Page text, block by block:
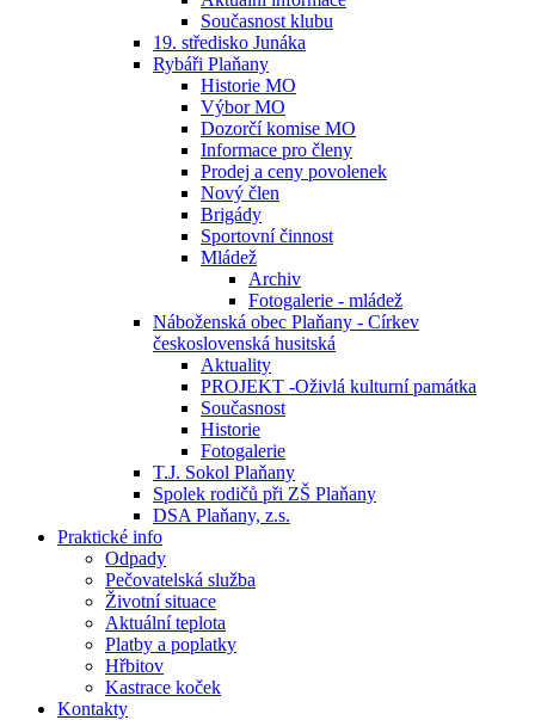
Současnost klubu
19. středisko Junáka
Rybáři Plaňany
Historie MO
Výbor MO
Dozorčí komise MO
Informace pro členy
Prodej a ceny povolenek
Nový člen
Brigády
Sportovní činnost
Mládež
Archiv
Fotogalerie - mládež
Náboženská obec Plaňany - Církev
československá husitská
Aktuality
PROJEKT -Oživlá kulturní památka
Současnost
Historie
Fotogalerie
T.J. Sokol Plaňany
Spolek rodičů při ZŠ Plaňany
DSA Plaňany, z.s.
Praktické info
Odpady
Pečovatelská služba
Životní situace
Aktuální teplota
Platby a poplatky
Hřbitov
Kastrace koček
Kontakty